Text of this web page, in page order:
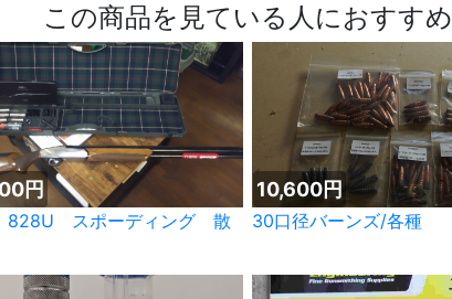
この商品を見ている人におすすめ
円
スポーディング 散
10,600円
30口径バーンズ/各種